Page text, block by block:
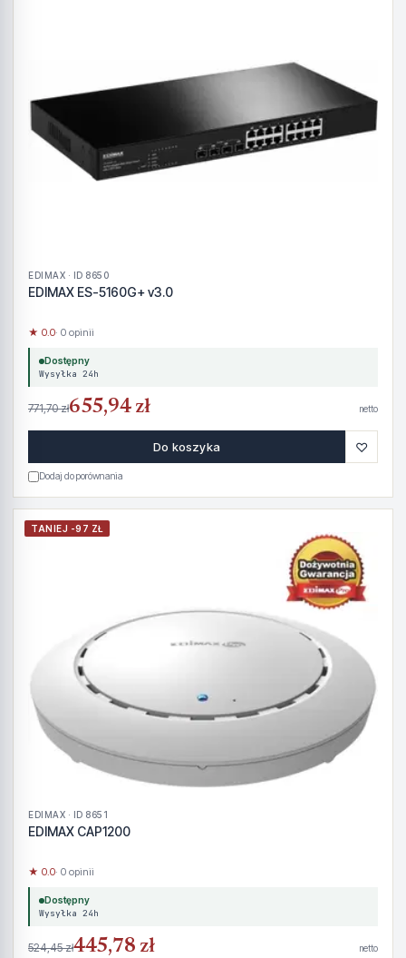
EDIMAX · ID 8650
EDIMAX ES-5160G+ v3.0
★ 0.0· 0 opinii
Dostępny
Wysyłka 24h
771,70 zł655,94 zł netto
Do koszyka ♡
Dodaj do porównania
TANIEJ -97 ZŁ
EDIMAX · ID 8651
EDIMAX CAP1200
★ 0.0· 0 opinii
Dostępny
Wysyłka 24h
524,45 zł445,78 zł netto